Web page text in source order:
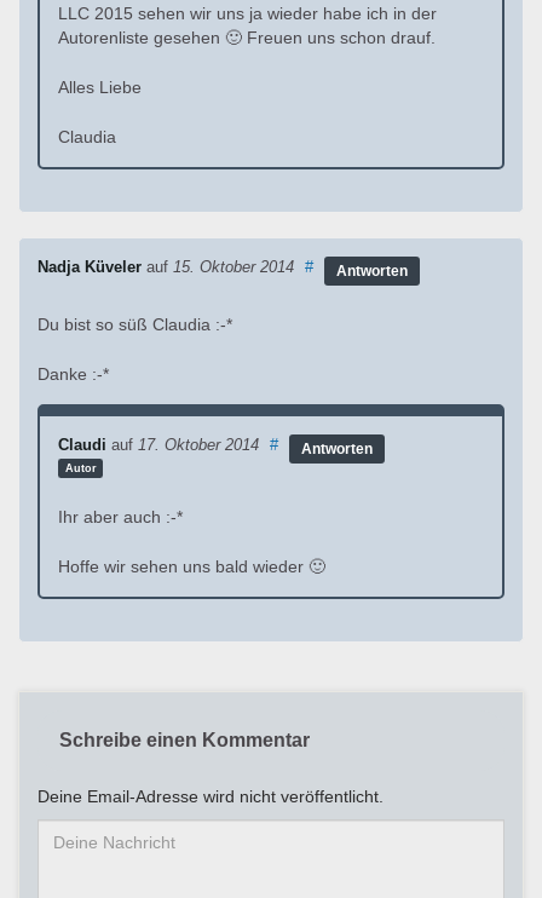
LLC 2015 sehen wir uns ja wieder habe ich in der
Autorenliste gesehen 🙂 Freuen uns schon drauf.
Alles Liebe
Claudia
Nadja Küveler auf 15. Oktober 2014 # Antworten
Du bist so süß Claudia :-*
Danke :-*
Claudi auf 17. Oktober 2014
Autor
# Antworten
Ihr aber auch :-*
Hoffe wir sehen uns bald wieder 🙂
Schreibe einen Kommentar
Deine Email-Adresse wird nicht veröffentlicht.